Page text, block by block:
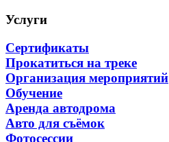
Услуги
Сертификаты
Прокатиться на треке
Организация мероприятий
Обучение
Аренда автодрома
Авто для съёмок
Фотосессии